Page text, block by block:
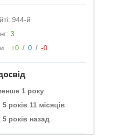
944-й
3
+0 / 0 / -0
1 року
5 років 11 місяців
5 років назад